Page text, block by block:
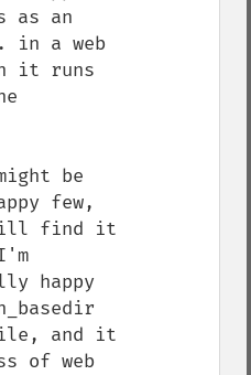
as an
in a web
it runs
be
few,
find it
happy
and it
of web